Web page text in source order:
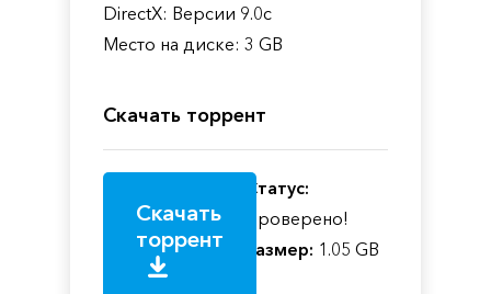
DirectX: Версии 9.0c
Место на диске: 3 GB
Скачать торрент
Скачать
торрент
Статус:
Проверено!
Размер: 1.05 GB